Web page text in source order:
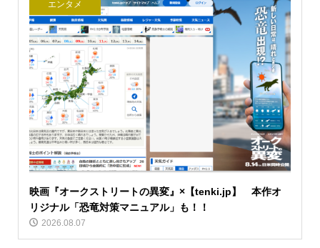
エンタメ
映画『オークストリートの異変』×【tenki.jp】 本作オ
リジナル「恐竜対策マニュアル」も！！
2026.08.07